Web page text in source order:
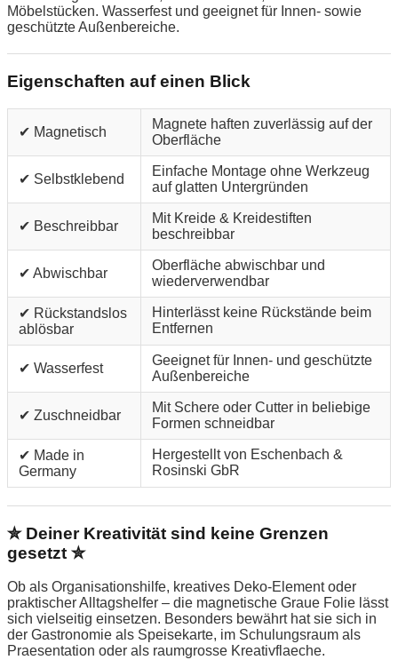
Möbelstücken. Wasserfest und geeignet für Innen- sowie
geschützte Außenbereiche.
Eigenschaften auf einen Blick
✔ Magnetisch
Magnete haften zuverlässig auf der
Oberfläche
✔ Selbstklebend
Einfache Montage ohne Werkzeug
auf glatten Untergründen
✔ Beschreibbar
Mit Kreide & Kreidestiften
beschreibbar
✔ Abwischbar
Oberfläche abwischbar und
wiederverwendbar
✔ Rückstandslos
ablösbar
Hinterlässt keine Rückstände beim
Entfernen
✔ Wasserfest
Geeignet für Innen- und geschützte
Außenbereiche
✔ Zuschneidbar
Mit Schere oder Cutter in beliebige
Formen schneidbar
✔ Made in
Germany
Hergestellt von Eschenbach &
Rosinski GbR
✮ Deiner Kreativität sind keine Grenzen
gesetzt ✮
Ob als Organisationshilfe, kreatives Deko-Element oder
praktischer Alltagshelfer – die magnetische Graue Folie lässt
sich vielseitig einsetzen. Besonders bewährt hat sie sich in
der Gastronomie als Speisekarte, im Schulungsraum als
Praesentation oder als raumgrosse Kreativflaeche.